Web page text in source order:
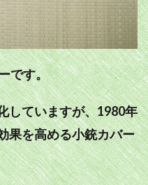
です。
していますが、1980年
果を高める小銃カバー